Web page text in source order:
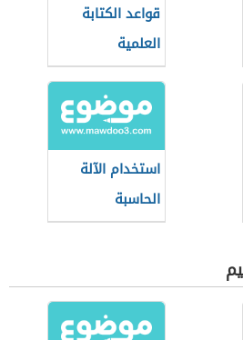
قواعد الكتابة
العلمية
استخدام الآلة
الحاسبة